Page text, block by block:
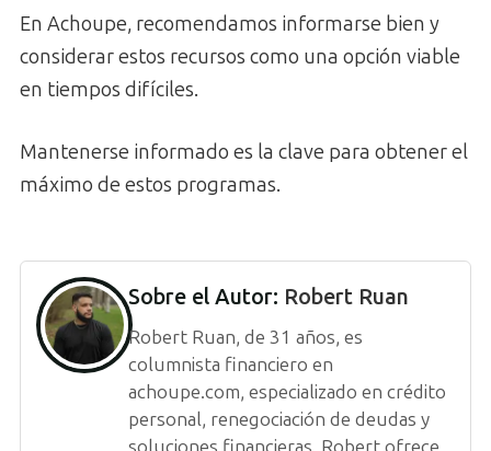
En Achoupe, recomendamos informarse bien y
considerar estos recursos como una opción viable
en tiempos difíciles.
Mantenerse informado es la clave para obtener el
máximo de estos programas.
Sobre el Autor: Robert Ruan
Robert Ruan, de 31 años, es
columnista financiero en
achoupe.com, especializado en crédito
personal, renegociación de deudas y
soluciones financieras. Robert ofrece